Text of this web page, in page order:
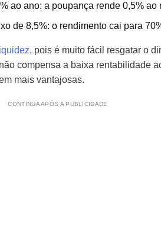
ao ano: a poupança rende 0,5% ao
de 8,5%: o rendimento cai para
liquidez, pois é muito fácil resgatar o
compensa a baixa rentabilidade
mais vantajosas.
CONTINUA APÓS A PUBLICIDADE